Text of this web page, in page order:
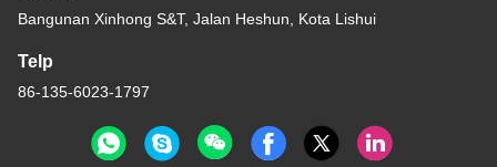
Bangunan Xinhong S&T, Jalan Heshun, Kota Lishui
Telp
86-135-6023-1797